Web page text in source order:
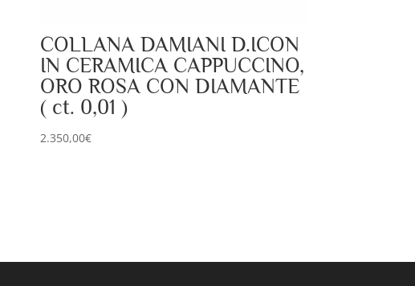
COLLANA DAMIANI D.ICON
IN CERAMICA CAPPUCCINO,
ORO ROSA CON DIAMANTE
( ct. 0,01 )
2.350,00€